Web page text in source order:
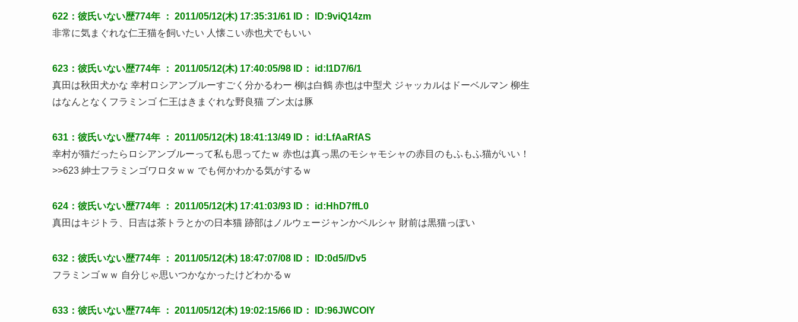
622：彼氏いない歴774年 ： 2011/05/12(木) 17:35:31/61 ID： ID:9viQ14zm
非常に気まぐれな仁王猫を飼いたい 人懐こい赤也犬でもいい
623：彼氏いない歴774年 ： 2011/05/12(木) 17:40:05/98 ID： id:I1D7/6/1
真田は秋田犬かな 幸村ロシアンブルーすごく分かるわー 柳は白鶴 赤也は中型犬 ジャッカルはドーベルマン 柳生
はなんとなくフラミンゴ 仁王はきまぐれな野良猫 ブン太は豚
631：彼氏いない歴774年 ： 2011/05/12(木) 18:41:13/49 ID： id:LfAaRfAS
幸村が猫だったらロシアンブルーって私も思ってたｗ 赤也は真っ黒のモシャモシャの赤目のもふもふ猫がいい！
>>623 紳士フラミンゴワロタｗｗ でも何かわかる気がするｗ
624：彼氏いない歴774年 ： 2011/05/12(木) 17:41:03/93 ID： id:HhD7ffL0
真田はキジトラ、日吉は茶トラとかの日本猫 跡部はノルウェージャンかペルシャ 財前は黒猫っぽい
632：彼氏いない歴774年 ： 2011/05/12(木) 18:47:07/08 ID： ID:0d5//Dv5
フラミンゴｗｗ 自分じゃ思いつかなかったけどわかるｗ
633：彼氏いない歴774年 ： 2011/05/12(木) 19:02:15/66 ID： ID:96JWCOIY